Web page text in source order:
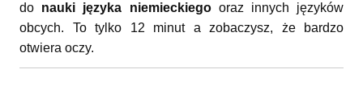
do nauki języka niemieckiegooraz innych języków
obcych. To tylko 12 minut a zobaczysz, że bardzo
otwiera oczy.